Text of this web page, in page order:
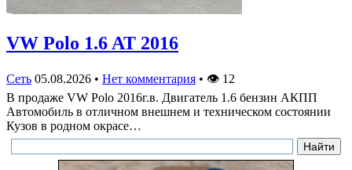
VW Polo 1.6 AT 2016
Сеть 05.08.2026 • Нет комментария • 👁 12
В продаже VW Polo 2016г.в. Двигатель 1.6 бензин АКПП
Автомобиль в отличном внешнем и техническом состоянии
Кузов в родном окрасе…